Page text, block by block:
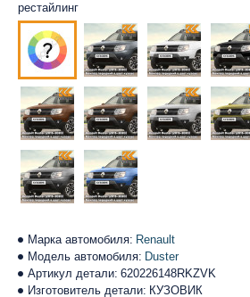
Марка автомобиля: Renault
Модель автомобиля: Duster
Артикул детали: 620226148RKZVK
Изготовитель детали: КУЗОВИК
рестайлинг